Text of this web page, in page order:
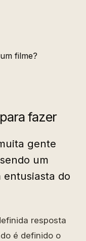
fazer
gente
um
entusiasta do
resposta
é definido o